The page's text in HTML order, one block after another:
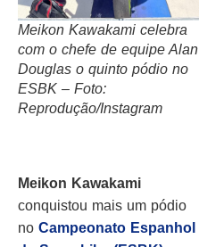
Meikon Kawakami celebra
com o chefe de equipe Alan
Douglas o quinto pódio no
ESBK – Foto:
Reprodução/Instagram
Meikon Kawakami
conquistou mais um pódio
no Campeonato Espanhol